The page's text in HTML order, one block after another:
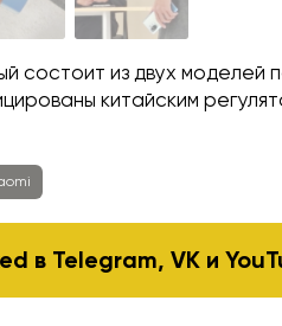
состоит из двух моделей
китайским
в Telegram,VK и